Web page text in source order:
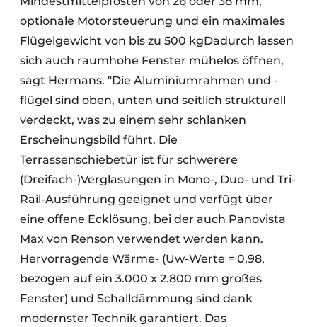
optionale Motorsteuerung und ein maximales
Flügelgewicht von bis zu 500 kgDadurch lassen
sich auch raumhohe Fenster mühelos öffnen,
sagt Hermans. "Die Aluminiumrahmen und -
flügel sind oben, unten und seitlich strukturell
verdeckt, was zu einem sehr schlanken
Erscheinungsbild führt. Die
Terrassenschiebetür ist für schwerere
(Dreifach-)Verglasungen in Mono-, Duo- und Tri-
Rail-Ausführung geeignet und verfügt über
eine offene Ecklösung, bei der auch Panovista
Max von Renson verwendet werden kann.
Hervorragende Wärme- (Uw-Werte = 0,98,
bezogen auf ein 3.000 x 2.800 mm großes
Fenster) und Schalldämmung sind dank
modernster Technik garantiert. Das